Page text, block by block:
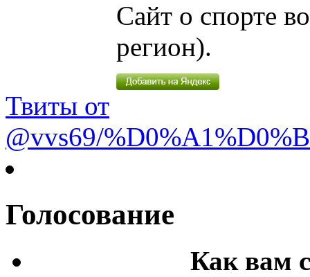
Сайт о спорте
регион).
Твиты от
@vvs69/
Голосование
Как вам